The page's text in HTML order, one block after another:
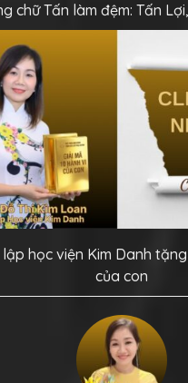
chữ Tấn làm đệm: Tấn
học viện Kim Danh tặng
của con